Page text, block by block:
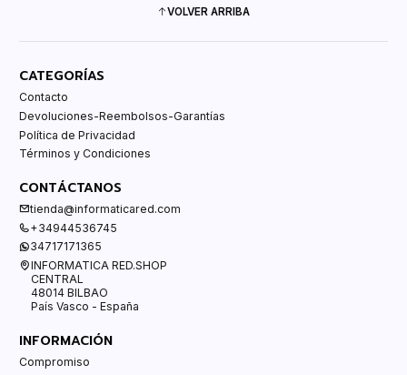
VOLVER ARRIBA
CATEGORÍAS
Contacto
Devoluciones-Reembolsos-Garantías
Política de Privacidad
Términos y Condiciones
CONTÁCTANOS
tienda@informaticared.com
+34944536745
34717171365
INFORMATICA RED.SHOP
CENTRAL
48014 BILBAO
País Vasco - España
INFORMACIÓN
Compromiso